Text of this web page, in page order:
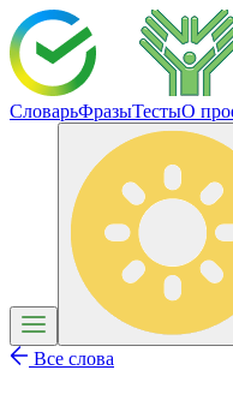
СловарьФразыТестыО
Все слова